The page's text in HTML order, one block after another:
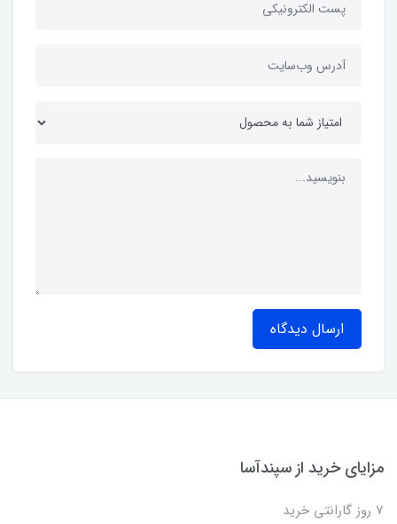
ارسال دیدگاه
مزایای خرید از سپندآسا
7 روز گارانتی خرید